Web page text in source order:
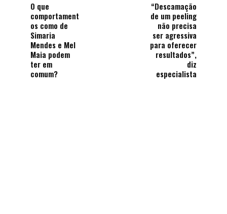
O que
comportament
os como de
Simaria
Mendes e Mel
Maia podem
ter em
comum?
“Descamação
de um peeling
não precisa
ser agressiva
para oferecer
resultados”,
diz
especialista